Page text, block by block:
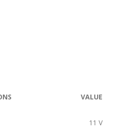
VALUE
11 V